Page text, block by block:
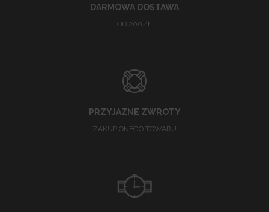
DARMOWA DOSTAWA
OD 200ZŁ
PRZYJAZNE ZWROTY
ZAKUPIONEGO TOWARU